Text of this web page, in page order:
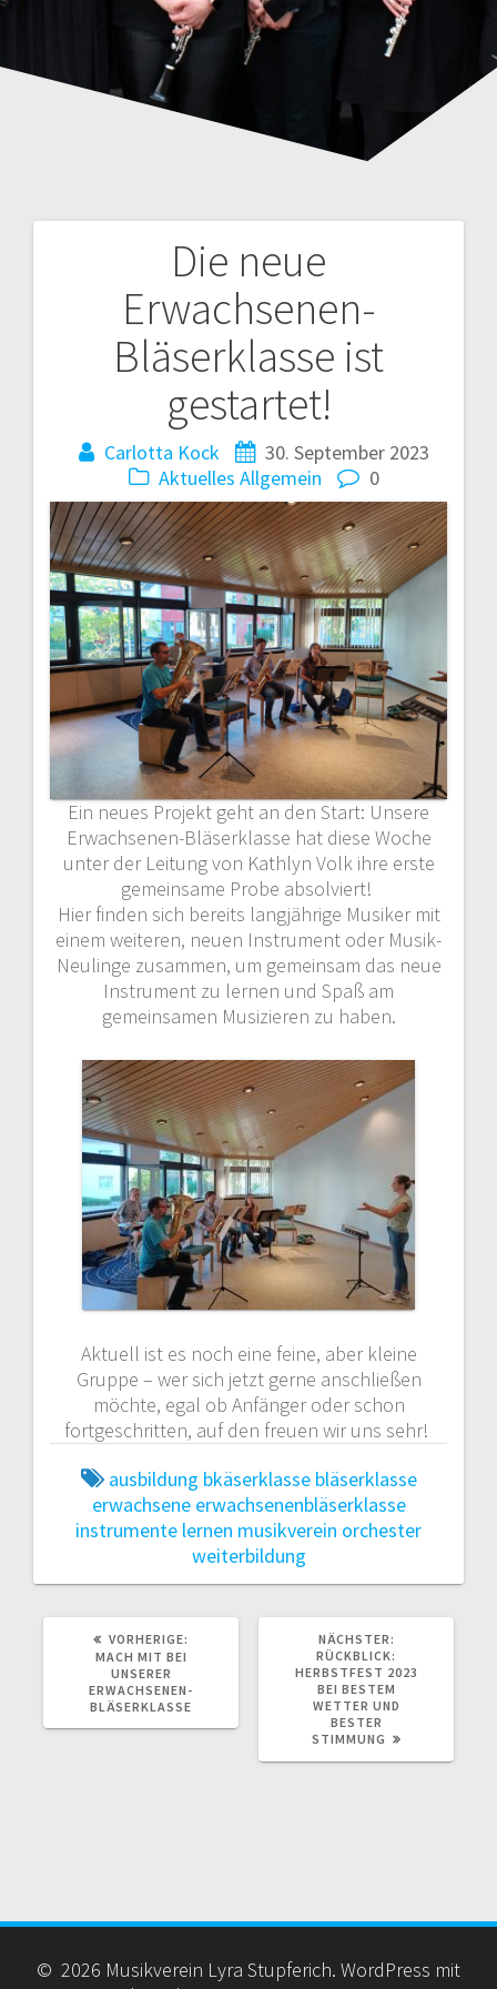
Die neue
Erwachsenen-
Bläserklasse ist
gestartet!
Carlotta Kock
30. September 2023
Aktuelles Allgemein 0
Ein neues Projekt geht an den Start: Unsere
Erwachsenen-Bläserklasse hat diese Woche
unter der Leitung von Kathlyn Volk ihre erste
gemeinsame Probe absolviert!
Hier finden sich bereits langjährige Musiker mit
einem weiteren, neuen Instrument oder Musik-
Neulinge zusammen, um gemeinsam das neue
Instrument zu lernen und Spaß am
gemeinsamen Musizieren zu haben.
Aktuell ist es noch eine feine, aber kleine
Gruppe – wer sich jetzt gerne anschließen
möchte, egal ob Anfänger oder schon
fortgeschritten, auf den freuen wir uns sehr!
ausbildung bkäserklasse bläserklasse
erwachsene erwachsenenbläserklasse
instrumente lernen musikverein orchester
weiterbildung
Beitragsnavigation
VORHERIGE:
MACH MIT BEI
UNSERER
ERWACHSENEN-
BLÄSERKLASSE
NÄCHSTER:
BEITRAG:
RÜCKBLICK:
HERBSTFEST 2023
BEI BESTEM
WETTER UND
BESTER
STIMMUNG
© 2026 Musikverein Lyra Stupferich. WordPress mit